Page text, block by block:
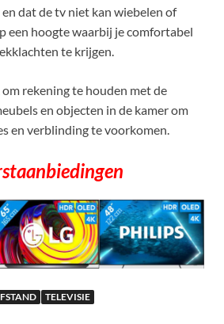
dat de tv niet kan wiebelen of
een hoogte waarbij je comfortabel
te krijgen.
rekening te houden met de
en objecten in de kamer om
en verblinding te voorkomen.
TELEVISIE